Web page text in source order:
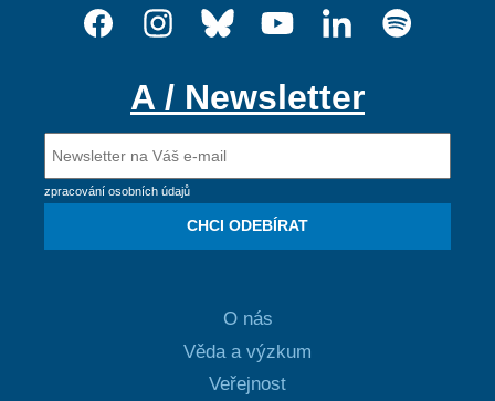
A / Newsletter
zpracování osobních údajů
CHCI ODEBÍRAT
O nás
Věda a výzkum
Veřejnost